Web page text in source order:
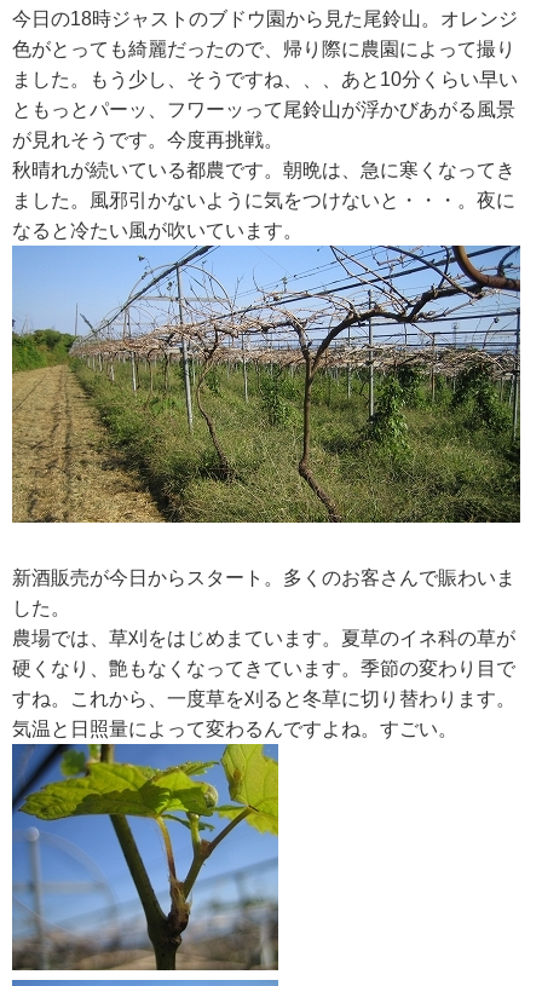
DATA
会社概要
今日の18時ジャストのブドウ園から見た尾鈴山。オレンジ
色がとっても綺麗だったので、帰り際に農園によって撮り
ました。もう少し、そうですね、、、あと10分くらい早い
ともっとパーッ、フワーッって尾鈴山が浮かびあがる風景
が見れそうです。今度再挑戦。
秋晴れが続いている都農です。朝晩は、急に寒くなってき
ました。風邪引かないように気をつけないと・・・。夜に
なると冷たい風が吹いています。
新酒販売が今日からスタート。多くのお客さんで賑わいま
した。
農場では、草刈をはじめまています。夏草のイネ科の草が
硬くなり、艶もなくなってきています。季節の変わり目で
すね。これから、一度草を刈ると冬草に切り替わります。
気温と日照量によって変わるんですよね。すごい。